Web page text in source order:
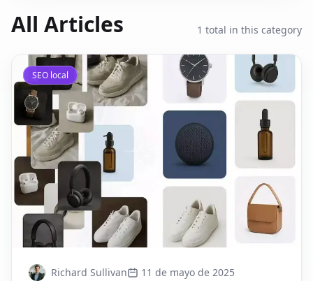
All Articles 1 total in this category
SEO local
Richard Sullivan 11 de mayo de 2025